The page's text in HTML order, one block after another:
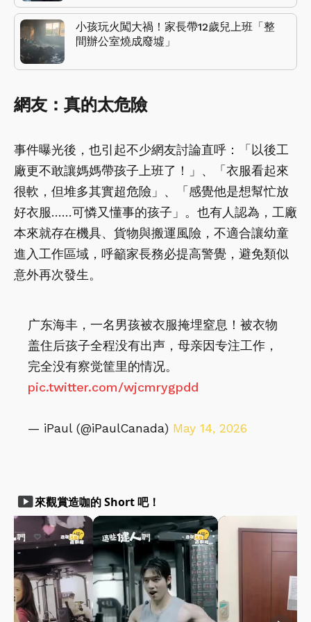
小孩玩火闖大禍！家長帶12歲兒上班「整
間辦公室燒成廢墟」
網友：真的太危險
事件曝光後，也引起不少網友討論直呼：「以後工
廠更不敢讓媽媽帶孩子上班了！」、「衣服看起來
很軟，但堆多其實超危險」、「感覺他是想幫忙放
好衣服……可憐又懂事的孩子」。也有人認為，工廠
本來就存在機具、貨物與搬運風險，不適合讓幼童
進入工作區域，呼籲家長務必提高警覺，避免類似
意外再次發生。
广东海丰，一名男孩被衣服掩埋窒息！被衣物
盖住后孩子全程没有出声，母亲因专注工作，
完全没有察觉筐里的情况。
pic.twitter.com/wjcmrygpdd
— iPaul (@iPaulCanada) May 14, 2026
smart_display來觀賞造咖的 Short 吧！